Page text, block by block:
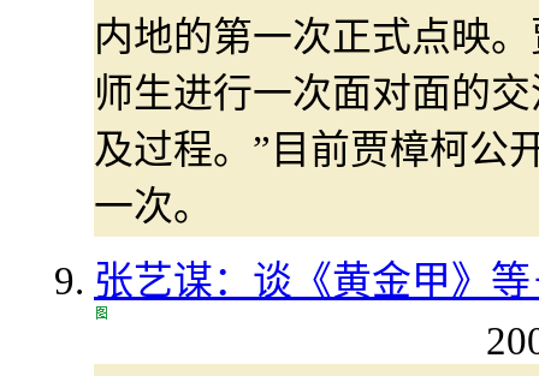
内地的第一次正式点映
师生进行一次面对面的
及过程。”目前贾樟柯公
一次。
张艺谋：谈《黄金甲》